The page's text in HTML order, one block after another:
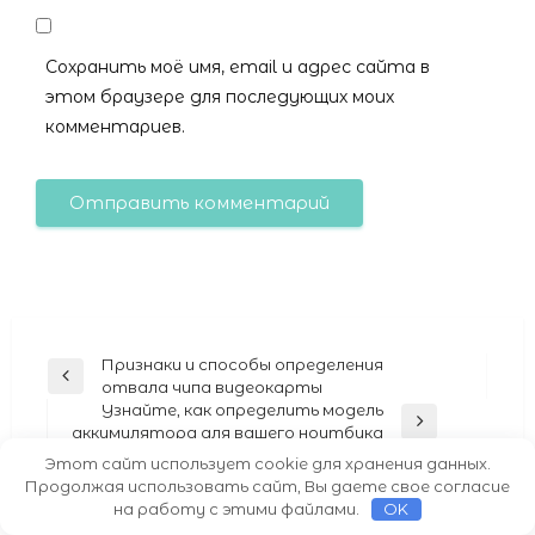
Сохранить моё имя, email и адрес сайта в
этом браузере для последующих моих
комментариев.
Навигация
записям
Previous
Признаки и способы определения
отвала чипа видеокарты
Next
Узнайте, как определить модель
аккумулятора для вашего ноутбука
Этот сайт использует cookie для хранения данных.
Продолжая использовать сайт, Вы даете свое согласие
на работу с этими файлами.
OK